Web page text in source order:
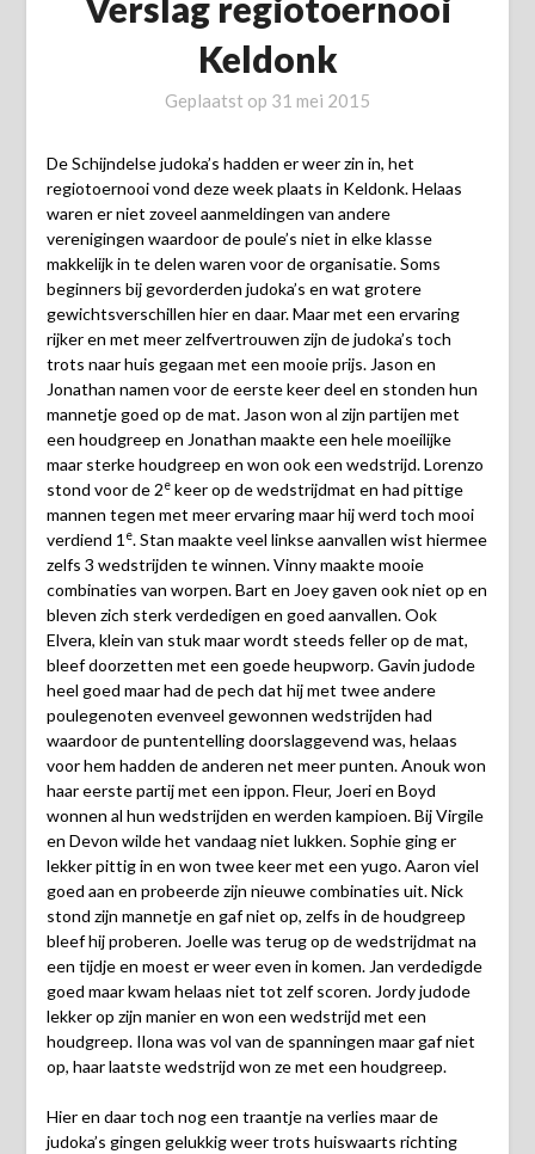
Keldonk
Geplaatst op 31 mei 2015
De Schijndelse judoka’s hadden er weer zin in, het
regiotoernooi vond deze week plaats in Keldonk. Helaas
waren er niet zoveel aanmeldingen van andere
verenigingen waardoor de poule’s niet in elke klasse
makkelijk in te delen waren voor de organisatie. Soms
beginners bij gevorderden judoka’s en wat grotere
gewichtsverschillen hier en daar. Maar met een ervaring
rijker en met meer zelfvertrouwen zijn de judoka’s toch
trots naar huis gegaan met een mooie prijs. Jason en
Jonathan namen voor de eerste keer deel en stonden hun
mannetje goed op de mat. Jason won al zijn partijen met
een houdgreep en Jonathan maakte een hele moeilijke
maar sterke houdgreep en won ook een wedstrijd. Lorenzo
stond voor de 2ekeer op de wedstrijdmat en had pittige
mannen tegen met meer ervaring maar hij werd toch mooi
verdiend 1 e. Stan maakte veel linkse aanvallen wist hiermee
zelfs 3 wedstrijden te winnen. Vinny maakte mooie
combinaties van worpen. Bart en Joey gaven ook niet op en
bleven zich sterk verdedigen en goed aanvallen. Ook
Elvera, klein van stuk maar wordt steeds feller op de mat,
bleef doorzetten met een goede heupworp. Gavin judode
heel goed maar had de pech dat hij met twee andere
poulegenoten evenveel gewonnen wedstrijden had
waardoor de puntentelling doorslaggevend was, helaas
voor hem hadden de anderen net meer punten. Anouk won
haar eerste partij met een ippon. Fleur, Joeri en Boyd
wonnen al hun wedstrijden en werden kampioen. Bij Virgile
en Devon wilde het vandaag niet lukken. Sophie ging er
lekker pittig in en won twee keer met een yugo. Aaron viel
goed aan en probeerde zijn nieuwe combinaties uit. Nick
stond zijn mannetje en gaf niet op, zelfs in de houdgreep
bleef hij proberen. Joelle was terug op de wedstrijdmat na
een tijdje en moest er weer even in komen. Jan verdedigde
goed maar kwam helaas niet tot zelf scoren. Jordy judode
lekker op zijn manier en won een wedstrijd met een
houdgreep. Ilona was vol van de spanningen maar gaf niet
op, haar laatste wedstrijd won ze met een houdgreep.
Hier en daar toch nog een traantje na verlies maar de
judoka’s gingen gelukkig weer trots huiswaarts richting